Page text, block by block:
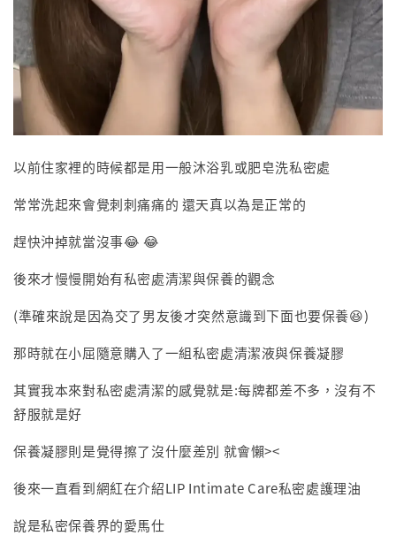
以前住家裡的時候都是用一般沐浴乳或肥皂洗私密處
常常洗起來會覺刺刺痛痛的 還天真以為是正常的
趕快沖掉就當沒事😂 😂
後來才慢慢開始有私密處清潔與保養的觀念
(準確來說是因為交了男友後才突然意識到下面也要保養😆)
那時就在小屈隨意購入了一組私密處清潔液與保養凝膠
其實我本來對私密處清潔的感覺就是:每牌都差不多，沒有不
舒服就是好
保養凝膠則是覺得擦了沒什麼差別 就會懶><
後來一直看到網紅在介紹LIP Intimate Care私密處護理油
說是私密保養界的愛馬仕